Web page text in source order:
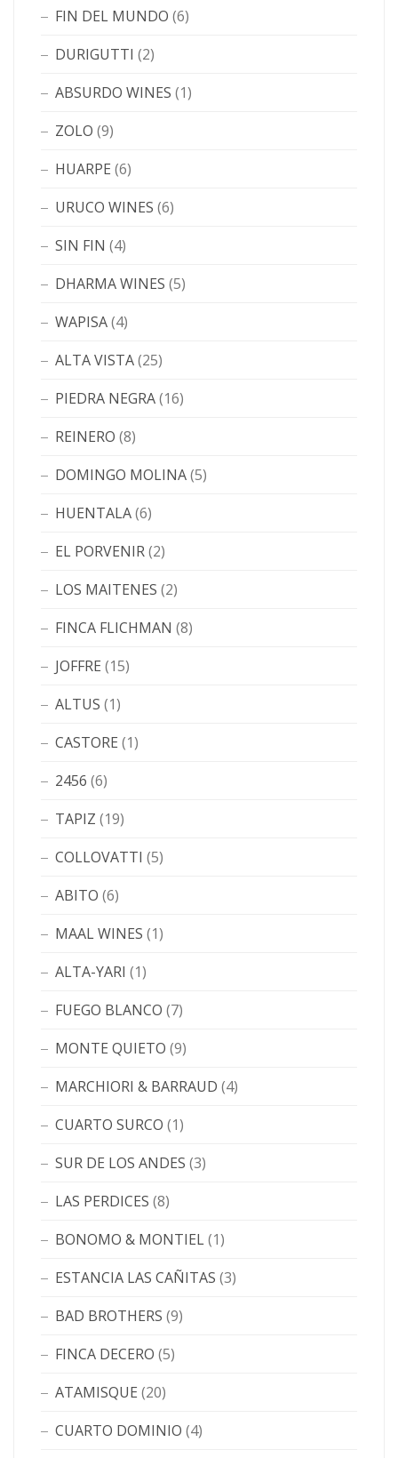
FIN DEL MUNDO (6)
DURIGUTTI (2)
ABSURDO WINES (1)
ZOLO (9)
HUARPE (6)
URUCO WINES (6)
SIN FIN (4)
DHARMA WINES (5)
WAPISA(4)
ALTA VISTA(25)
PIEDRA NEGRA(16)
REINERO (8)
DOMINGO MOLINA(5)
HUENTALA(6)
EL PORVENIR(2)
LOS MAITENES (2)
FINCA FLICHMAN (8)
JOFFRE (15)
ALTUS (1)
CASTORE (1)
2456 (6)
TAPIZ (19)
COLLOVATTI (5)
ABITO (6)
MAAL WINES (1)
ALTA-YARI (1)
FUEGO BLANCO (7)
MONTE QUIETO (9)
MARCHIORI & BARRAUD (4)
CUARTO SURCO (1)
SUR DE LOS ANDES (3)
LAS PERDICES (8)
BONOMO & MONTIEL(1)
ESTANCIA LAS CAÑITAS (3)
BAD BROTHERS (9)
FINCA DECERO (5)
ATAMISQUE (20)
CUARTO DOMINIO (4)